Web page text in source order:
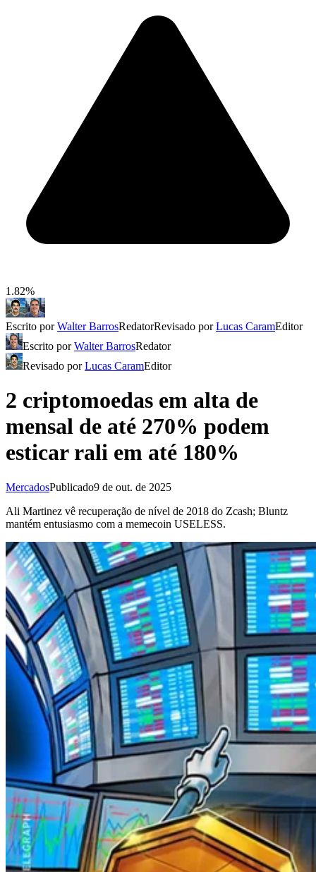
1.82%
Escrito porWalter BarrosRedatorRevisado porLucas CaramEditor
Escrito porWalter BarrosRedator
Revisado porLucas CaramEditor
2 criptomoedas em alta de
mensal de até 270% podem
esticar rali em até 180%
MercadosPublicado9 de out. de 2025
Ali Martinez vê recuperação de nível de 2018 do Zcash; Bluntz
mantém entusiasmo com a memecoin USELESS.